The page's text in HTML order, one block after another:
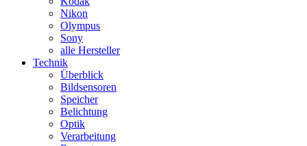
Nikon
Olympus
Sony
alle Hersteller
Technik
Überblick
Bildsensoren
Speicher
Belichtung
Optik
Verarbeitung